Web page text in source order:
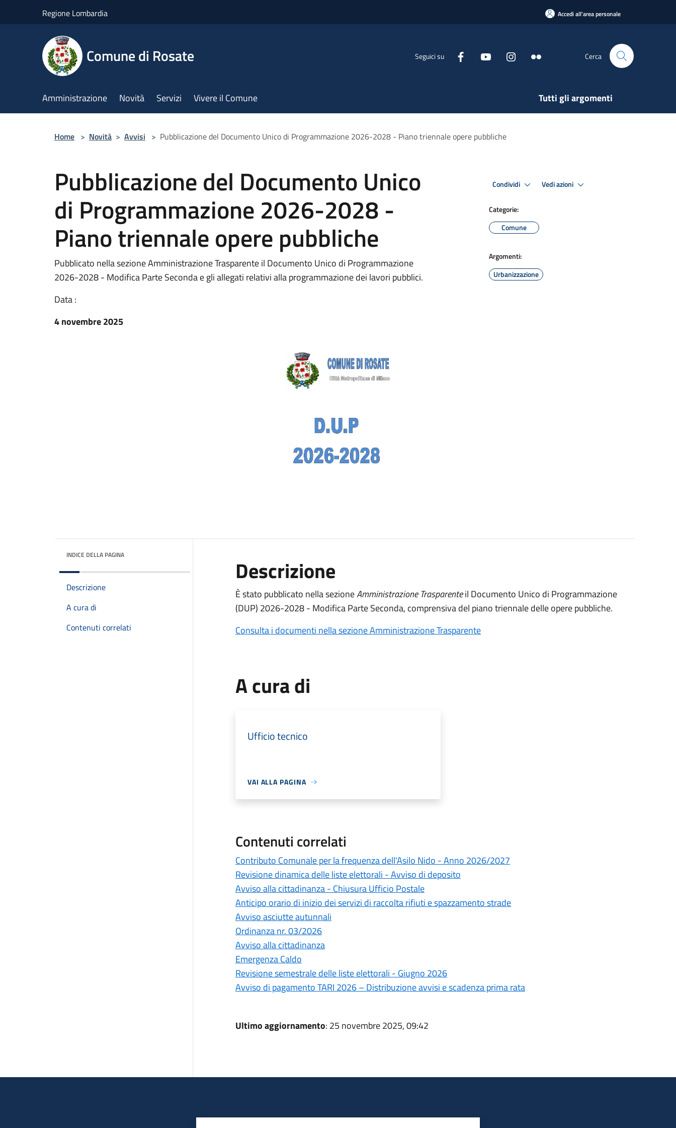
Regione Lombardia Accedi all'area personale
Comune di Rosate Seguici su Cerca
Amministrazione Novità Servizi Vivere il Comune Tutti gli argomenti
Home > Novità > Avvisi > Pubblicazione del Documento Unico di Programmazione 2026-2028 - Piano triennale opere pubbliche
Pubblicazione del Documento Unico
di Programmazione 2026-2028 -
Piano triennale opere pubbliche
Pubblicato nella sezione Amministrazione Trasparente il Documento Unico di Programmazione
2026-2028 - Modifica Parte Seconda e gli allegati relativi alla programmazione dei lavori pubblici.
Data :
4 novembre 2025
Condividi Vedi azioni
Categorie:
Comune
Argomenti:
Urbanizzazione
INDICE DELLA PAGINA
Descrizione
A cura di
Contenuti correlati
Descrizione
È stato pubblicato nella sezioneAmministrazione Trasparenteil Documento Unico di Programmazione
(DUP) 2026-2028 - Modifica Parte Seconda, comprensiva del piano triennale delle opere pubbliche.
Consulta i documenti nella sezione Amministrazione Trasparente
A cura di
Ufficio tecnico
VAI ALLA PAGINA
Contenuti correlati
Contributo Comunale per la frequenza dell'Asilo Nido - Anno 2026/2027
Revisione dinamica delle liste elettorali - Avviso di deposito
Avviso alla cittadinanza - Chiusura Ufficio Postale
Anticipo orario di inizio dei servizi di raccolta rifiuti e spazzamento strade
Avviso asciutte autunnali
Ordinanza nr. 03/2026
Avviso alla cittadinanza
Emergenza Caldo
Revisione semestrale delle liste elettorali - Giugno 2026
Avviso di pagamento TARI 2026 – Distribuzione avvisi e scadenza prima rata
Ultimo aggiornamento: 25 novembre 2025, 09:42